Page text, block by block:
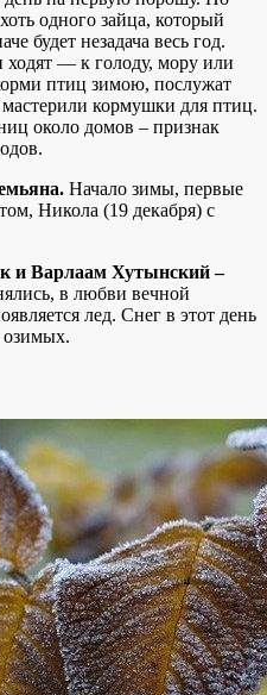
одного зайца, который
будет незадача весь год.
ходят — к голоду, мору или
птиц зимою, послужат
кормушки для птиц.
около домов – признак
Начало зимы, первые
Никола (19 декабря) с
и Варлаам Хутынский –
в любви вечной
лед. Снег в этот день
озимых.